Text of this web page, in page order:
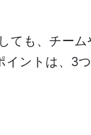
ても、チー
ントは、3つ